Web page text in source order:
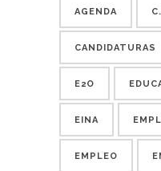
AGENDA
CANDIDATURAS
E2O
EINA
EMPLEO